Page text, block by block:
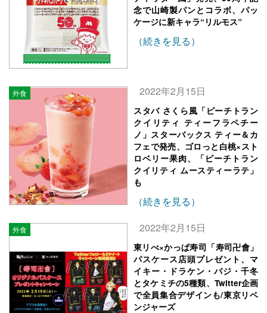
念で山崎製パンとコラボ、パッ
ケージに新キャラ“リルモス”
（続きを見る）
外食 2022年2月15日
スタバ さくら風「ピーチトラン
クイリティ ティーフラペチー
ノ」スターバックス ティー＆カ
フェで発売、ゴロっと白桃×スト
ロベリー果肉、「ピーチトラン
クイリティ ムースティーラテ」
も
（続きを見る）
外食 2022年2月15日
東リべ×かっぱ寿司「寿司卍會」
パスケース店頭プレゼント、マ
イキー・ドラケン・バジ・千冬
とタケミチの5種類、Twitter企画
で全員集合デザインも/東京リベ
ンジャーズ